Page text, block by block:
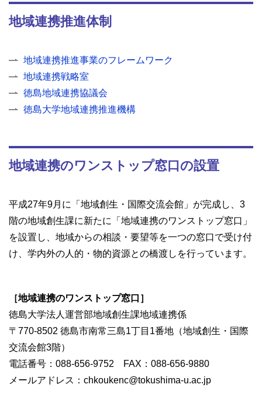
地域連携推進体制
地域連携推進事業のフレームワーク
地域連携戦略室
徳島地域連携協議会
徳島大学地域連携推進機構
地域連携のワンストップ窓口の設置
平成27年9月に「地域創生・国際交流会館」が完成し、3
階の地域創生課に新たに「地域連携のワンストップ窓口」
を設置し、地域からの相談・要望等を一つの窓口で受け付
け、学内外の人的・物的資源との橋渡しを行っています。
［地域連携のワンストップ窓口］
徳島大学法人運営部地域創生課地域連携係
〒770-8502 徳島市南常三島1丁目1番地（地域創生・国際
交流会館3階）
電話番号：088-656-9752 FAX：088-656-9880
メールアドレス：chkoukenc@tokushima-u.ac.jp